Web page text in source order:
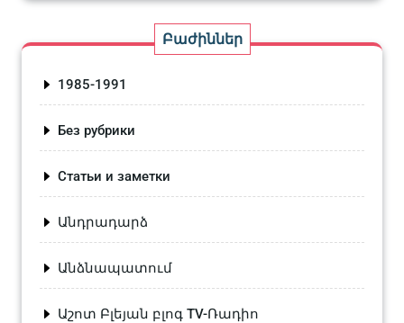
Բաժիններ
1985-1991
Без рубрики
Статьи и заметки
Անդրադարձ
Անձնապատում
Աշոտ Բլեյան բլոգ TV-Ռադիո